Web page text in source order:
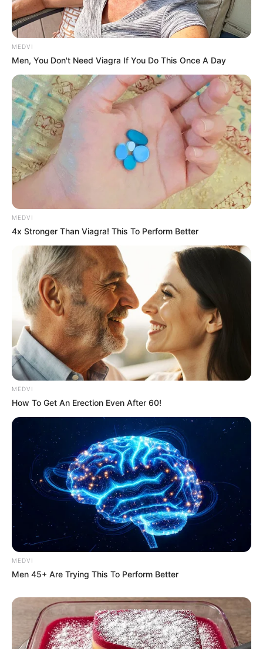
ไพ่ประจำวันของท่าน คือ ไพ่ซ่อนเร้น
วันนี้การเงินจะได้มาจากงานสีเทา การพนัน หรือการเสี่ยง
โชค ความรักไม่สู้ดีนัก อึดอัดใจเพราะรักที่ซ่อนเร้น การ
งานอึดอัดใจ ไม่สามารถแสดงความสามารถได้อย่างเต็ม
ที่ บางท่านจับได้ว่ามีคนทำผิดในที่ทำงาน
ดวงคนเกิดวันศุกร์
ไพ่ประจำวันของท่าน คือ ไพ่เคราะห์กรรม
ระวังเนื้อระวังตัว อาจเกิดบาดแผลฟอกซ้ำจากการทำงาน
หรืออุบัติเหตุได้ อย่าไว้ใจใคร เจ้ากรรมนายเวรคอย
เบียดเบียนให้ท่านต้องแบกรับปัญหาคนอื่น และมีเกณฑ์
ถูกหลอกถูกโกง ได้ง่าย จึงไม่ควรไว้ใจใครในวันนี้
ดวงคนเกิดวันเสาร์
MEDVI
Men, You Don't Need Viagra If You Do This Once A Day
MEDVI
4x Stronger Than Viagra! This To Perform Better
MEDVI
How To Get An Erection Even After 60!
MEDVI
Men 45+ Are Trying This To Perform Better